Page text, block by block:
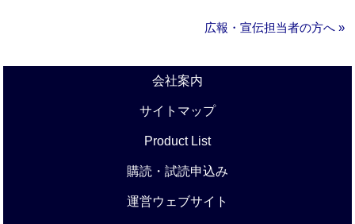
広報・宣伝担当者の方へ »
会社案内
サイトマップ
Product List
購読・試読申込み
運営ウェブサイト